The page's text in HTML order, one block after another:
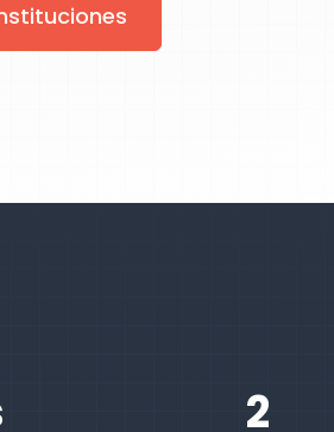
2